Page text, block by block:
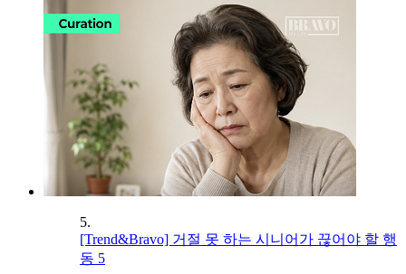
5.
[Trend&Bravo] 거절 못 하는 시니어가 끊어야 할 행
동 5